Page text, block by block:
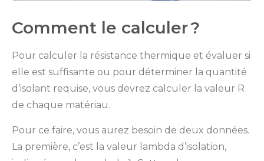
Comment le calculer ?
Pour calculer la résistance thermique et évaluer si
elle est suffisante ou pour déterminer la quantité
d’isolant requise, vous devrez calculer la valeur R
de chaque matériau.
Pour ce faire, vous aurez besoin de deux données.
La première, c’est la valeur lambda d’isolation,